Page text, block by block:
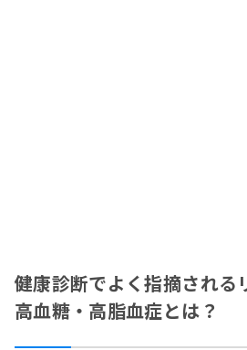
健康診断でよく指摘される
高血糖・高脂血症とは？